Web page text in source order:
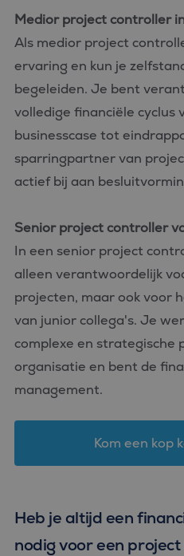
Medior project controller
Als medior project
ervaring en kun je
begeleiden. Je bent
volledige financiële cyclus
businesscase tot
sparringpartner van
actief bij aan
Senior project controller
In een senior project
alleen verantwoordelijk
projecten, maar ook voor
van junior collega's. Je
complexe en strategische
organisatie en bent de
management.
Kom een kop
Heb je altijd een
nodig voor een